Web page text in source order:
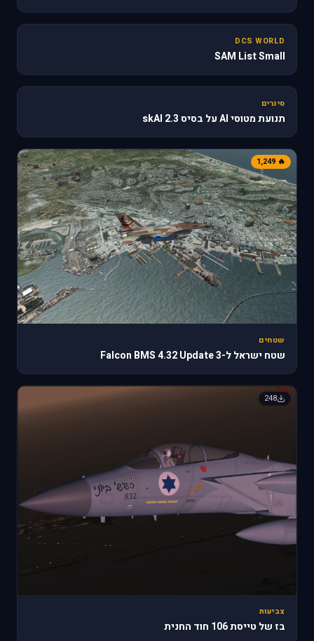
31
DCS WORLD
SAM List Small
🔥 610
סינרים
תנועת מטוסי AI על בסיס skAI 2.3
🔥 1,249
שטחים
שטח ישראל ל-Falcon BMS 4.32 Update 3
248
צביעות
בז של טייסת 106 חוד החנית